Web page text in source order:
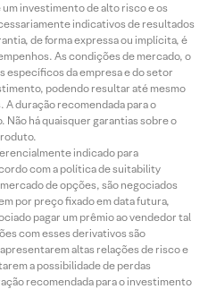
investimento de alto risco e os
indicativos de resultados
de forma expressa ou implícita, é
As condições de mercado, o
da empresa e do setor
podendo resultar até mesmo
duração recomendada para o
há quaisquer garantias sobre o
indicado para
com a política de suitability
de opções, são negociados
por preço fixado em data futura,
pagar um prêmio ao vendedor tal
com esses derivativos são
altas relações de risco e
a possibilidade de perdas
recomendada para o investimento